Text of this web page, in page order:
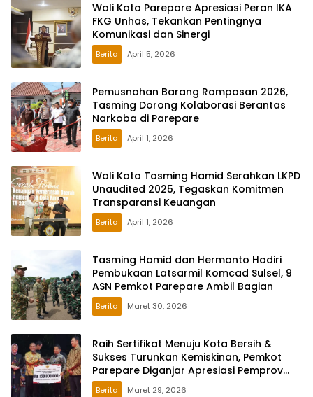
Wali Kota Parepare Apresiasi Peran IKA
FKG Unhas, Tekankan Pentingnya
Komunikasi dan Sinergi
Berita April 5, 2026
Pemusnahan Barang Rampasan 2026,
Tasming Dorong Kolaborasi Berantas
Narkoba di Parepare
Berita April 1, 2026
Wali Kota Tasming Hamid Serahkan LKPD
Unaudited 2025, Tegaskan Komitmen
Transparansi Keuangan
Berita April 1, 2026
Tasming Hamid dan Hermanto Hadiri
Pembukaan Latsarmil Komcad Sulsel, 9
ASN Pemkot Parepare Ambil Bagian
Berita Maret 30, 2026
Raih Sertifikat Menuju Kota Bersih &
Sukses Turunkan Kemiskinan, Pemkot
Parepare Diganjar Apresiasi Pemprov
Sulsel
Berita Maret 29, 2026